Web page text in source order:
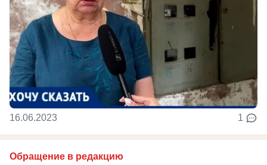
16.06.2023 1
Обращение в редакцию